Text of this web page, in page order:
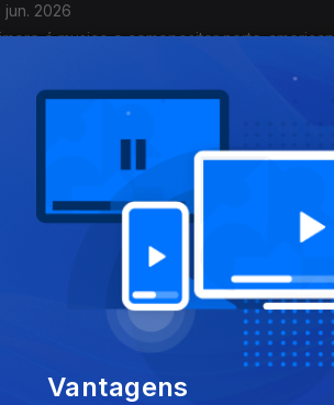
jun. 2026
é musico e comopositor norte-
Fame há dois anos.
Moon
2026
Davis
jun. 2026
vem de Miami é um dos nomes de
Soulstar.
Vantagens